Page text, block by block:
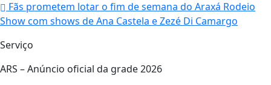
Fãs prometem lotar o fim de semana do Araxá Rodeio
Show com shows de Ana Castela e Zezé Di Camargo
Serviço
ARS – Anúncio oficial da grade 2026